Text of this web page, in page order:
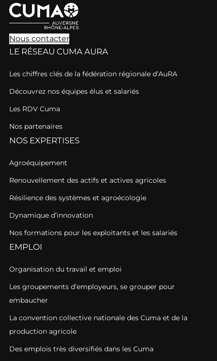
Nous contacter
LE RÉSEAU CUMA AURA
Les chiffres clés de la fédération régionale d’AuRA
Découvrez nos équipes élus et salariés
Les RDV Cuma
Nos partenaires
NOS EXPERTISES
Agroéquipement
Renouvellement des actifs et actives agricoles
Résilience des systèmes et agroécologie
Dynamique d’innovation
Nos formations pour les exploitants et les salariés
EMPLOI
Organisation du travail et emploi
Les groupements d’employeurs, se grouper pour
embaucher
La convention collective nationale des Cuma et de la
production agricole
Des emplois très diversifiés dans les Cuma